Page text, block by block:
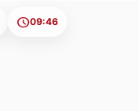
09:46